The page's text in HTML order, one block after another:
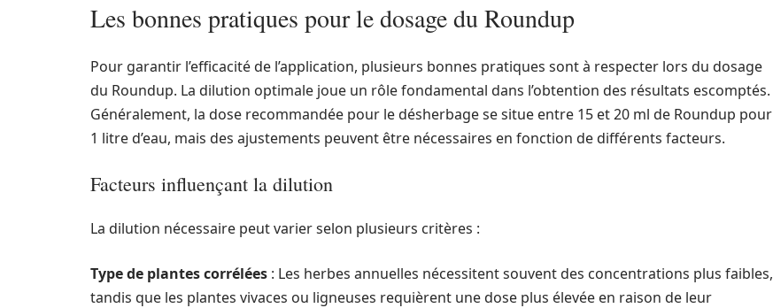
Les bonnes pratiques pour le dosage du Roundup
Pour garantir l’efficacité de l’application, plusieurs bonnes pratiques sont à respecter lors du dosage
du Roundup. La dilution optimale joue un rôle fondamental dans l’obtention des résultats escomptés.
Généralement, la dose recommandée pour le désherbage se situe entre 15 et 20 ml de Roundup pour
1 litre d’eau, mais des ajustements peuvent être nécessaires en fonction de différents facteurs.
Facteurs influençant la dilution
La dilution nécessaire peut varier selon plusieurs critères :
Type de plantes corrélées : Les herbes annuelles nécessitent souvent des concentrations plus faibles,
tandis que les plantes vivaces ou ligneuses requièrent une dose plus élevée en raison de leur